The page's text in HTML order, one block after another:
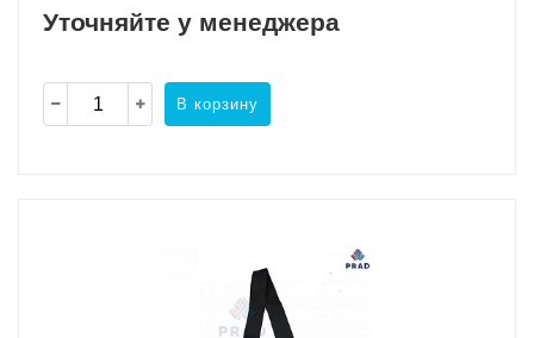
Уточняйте у менеджера
В корзину